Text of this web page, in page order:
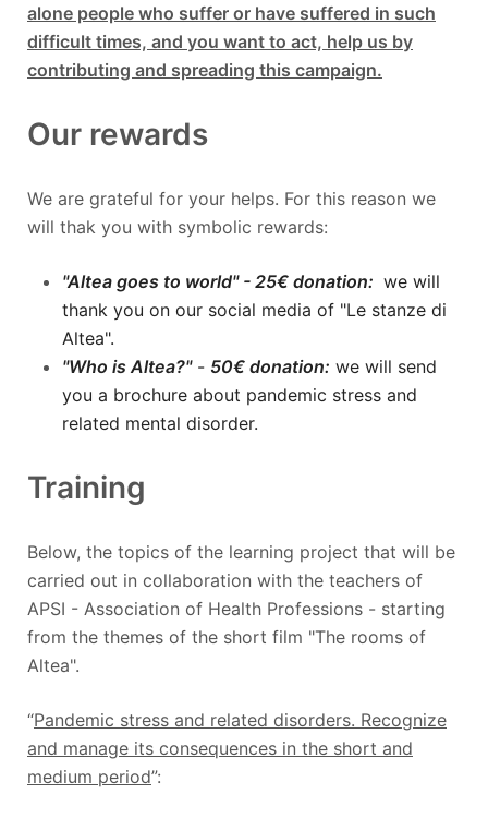
alone people who suffer or have suffered in such
difficult times, and you want to act, help us by
contributing and spreading this campaign.
Our rewards
We are grateful for your helps. For this reason we
will thak you with symbolic rewards:
"Altea goes to world" - 25€ donation: we will
thank you on our social media of "Le stanze di
Altea".
"Who is Altea?"- 50€ donation: we will send
you a brochure about pandemic stress and
related mental disorder.
Training
Below, the topics of the learning project that will be
carried out in collaboration with the teachers of
APSI - Association of Health Professions - starting
from the themes of the short film "The rooms of
Altea".
“Pandemic stress and related disorders. Recognize
and manage its consequences in the short and
medium period”: